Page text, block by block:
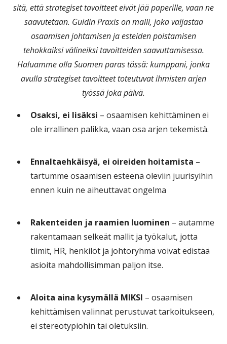
sitä, että strategiset tavoitteet eivät jää paperille, vaan ne
saavutetaan. Guidin Praxis on malli, joka valjastaa
osaamisen johtamisen ja esteiden poistamisen
tehokkaiksi välineiksi tavoitteiden saavuttamisessa.
Haluamme olla Suomen paras tässä: kumppani, jonka
avulla strategiset tavoitteet toteutuvat ihmisten arjen
työssä joka päivä.
Osaksi, ei lisäksi – osaamisen kehittäminen ei
ole irrallinen palikka, vaan osa arjen tekemistä.
Ennaltaehkäisyä, ei oireiden hoitamista –
tartumme osaamisen esteenä oleviin juurisyihin
ennen kuin ne aiheuttavat ongelma
Rakenteiden ja raamien luominen – autamme
rakentamaan selkeät mallit ja työkalut, jotta
tiimit, HR, henkilöt ja johtoryhmä voivat edistää
asioita mahdollisimman paljon itse.
Aloita aina kysymällä MIKSI – osaamisen
kehittämisen valinnat perustuvat tarkoitukseen,
ei stereotypiohin tai oletuksiin.